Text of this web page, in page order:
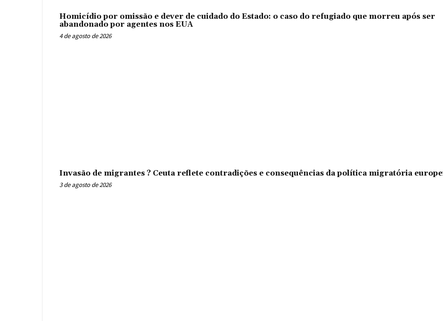
Homicídio por omissão e dever de cuidado do Estado: o caso do refugiado que morreu após ser
abandonado por agentes nos EUA
4 de agosto de 2026
Invasão de migrantes ? Ceuta reflete contradições e consequências da política migratória
3 de agosto de 2026